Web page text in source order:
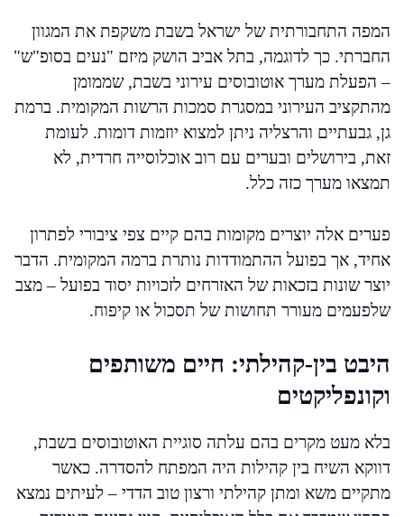
המפה התחבורתית של ישראל בשבת משקפת את המגוון
החברתי. כך לדוגמה, בתל אביב הושק מיזם "נעים בסופ"ש"
– הפעלת מערך אוטובוסים עירוני בשבת, שממומן
מהתקציב העירוני במסגרת סמכות הרשות המקומית. ברמת
גן, גבעתיים והרצליה ניתן למצוא יוזמות דומות. לעומת
זאת, בירושלים ובערים עם רוב אוכלוסייה חרדית, לא
תמצאו מערך כזה כלל.
פערים אלה יוצרים מקומות בהם קיים צפי ציבורי לפתרון
אחיד, אך בפועל ההתמודדות נותרת ברמה המקומית. הדבר
יוצר שונות בזכאות של האזרחים לזכויות יסוד בפועל – מצב
שלפעמים מעורר תחושות של תסכול או קיפוח.
היבט בין-קהילתי: חיים משותפים
וקונפליקטים
בלא מעט מקרים בהם עלתה סוגיית האוטובוסים בשבת,
דווקא השיח בין קהילות היה המפתח להסדרה. כאשר
מתקיים משא ומתן קהילתי ורצון טוב הדדי – לעיתים נמצא